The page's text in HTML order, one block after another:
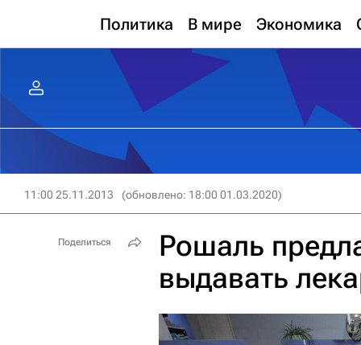
Политика В мире Экономика
11:00 25.11.2013 (обновлено: 18:00 01.03.2020)
Рошаль
выдавать
Поделиться